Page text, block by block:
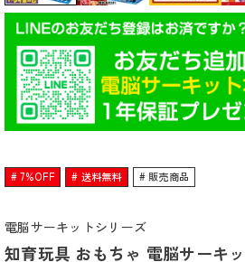
7%OFF 送料無料 販売商品
電脳サーキットシリーズ